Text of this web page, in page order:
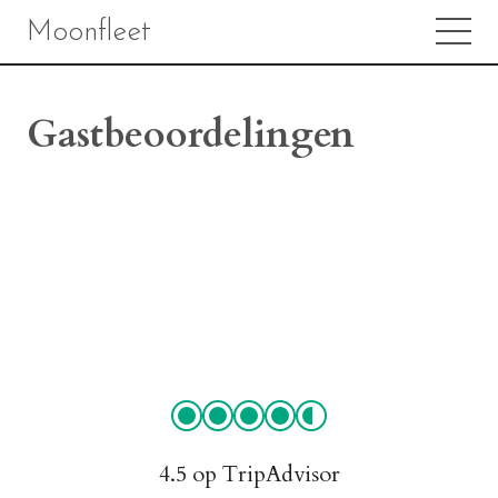
Moonfleet
Gastbeoordelingen
4.5 op TripAdvisor